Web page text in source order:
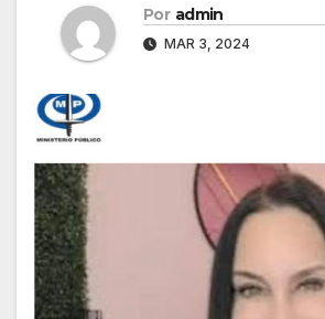
Por admin
MAR 3, 2024